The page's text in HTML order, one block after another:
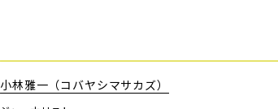
小林雅一（コバヤシマサカズ）